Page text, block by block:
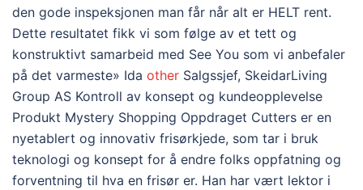
den gode inspeksjonen man får når alt er HELT rent.
Dette resultatet fikk vi som følge av et tett og
konstruktivt samarbeid med See You som vi anbefaler
på det varmeste» Ida other Salgssjef, SkeidarLiving
Group AS Kontroll av konsept og kundeopplevelse
Produkt Mystery Shopping Oppdraget Cutters er en
nyetablert og innovativ frisørkjede, som tar i bruk
teknologi og konsept for å endre folks oppfatning og
forventning til hva en frisør er. Han har vært lektor i